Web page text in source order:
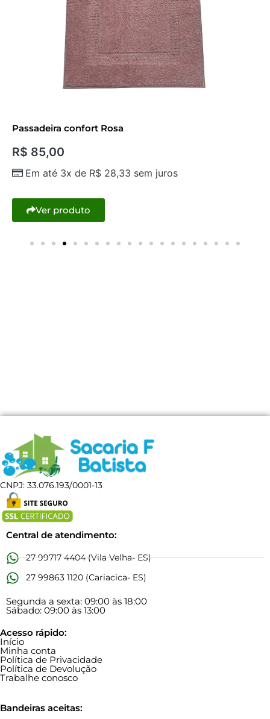
Passadeira confort Rosa
R$ 85,00
Em até 3x de R$ 28,33 sem juros
Ver produto
CNPJ: 33.076.193/0001-13
Central de atendimento:
27 99717 4404 (Vila Velha- ES)
27 99863 1120 (Cariacica- ES)
Segunda a sexta: 09:00 às 18:00
Sábado: 09:00 às 13:00
Acesso rápido:
Início
Minha conta
Política de Privacidade
Política de Devolução
Trabalhe conosco
Bandeiras aceitas: